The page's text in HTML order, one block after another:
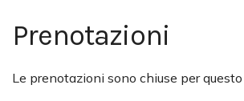
Prenotazioni
Le prenotazioni sono chiuse per questo